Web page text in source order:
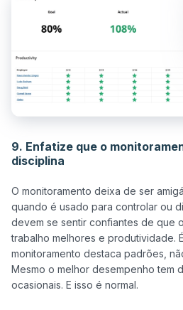
9. Enfatize que o
disciplina
O monitoramento deixa de ser
quando é usado para controlar ou
devem se sentir confiantes de que
trabalho melhores e produtividade.
monitoramento destaca padrões,
Mesmo o melhor desempenho tem
ocasionais. E isso é normal.